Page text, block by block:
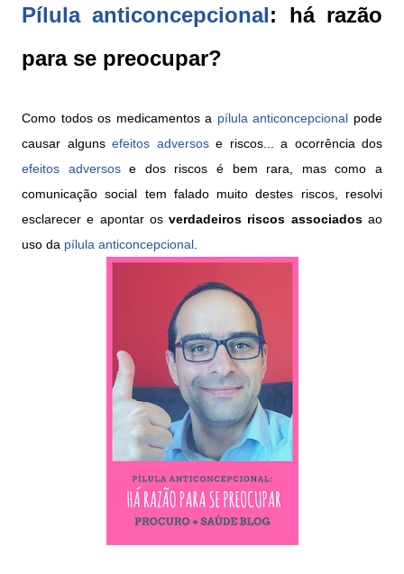
Pílula anticoncepcional: há razão
para se preocupar?
Como todos os medicamentos a pílula anticoncepcional pode
causar alguns efeitos adversose riscos... a ocorrência dos
efeitos adversose dos riscos é bem rara, mas como a
comunicação social tem falado muito destes riscos, resolvi
esclarecer e apontar osverdadeiros riscos associadosao
uso da pílula anticoncepcional